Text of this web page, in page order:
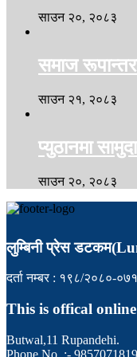
साउन २०, २०८३
समाज
साउन २१, २०८३
प्युठानमा
साउन २०, २०८३
लुम्बिनी प्रेस
दर्ता नम्बर : १९८/२०८०-०७१
This is offical
Butwal,11 Rupandehi.
Phone No. :- 9857071819